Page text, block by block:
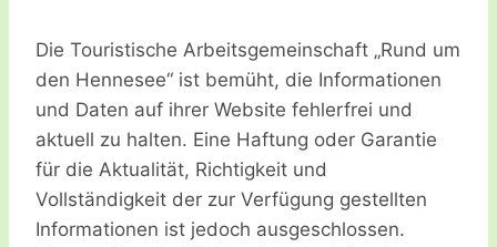
Die Touristische Arbeitsgemeinschaft „Rund um
den Hennesee“ ist bemüht, die Informationen
und Daten auf ihrer Website fehlerfrei und
aktuell zu halten. Eine Haftung oder Garantie
für die Aktualität, Richtigkeit und
Vollständigkeit der zur Verfügung gestellten
Informationen ist jedoch ausgeschlossen.